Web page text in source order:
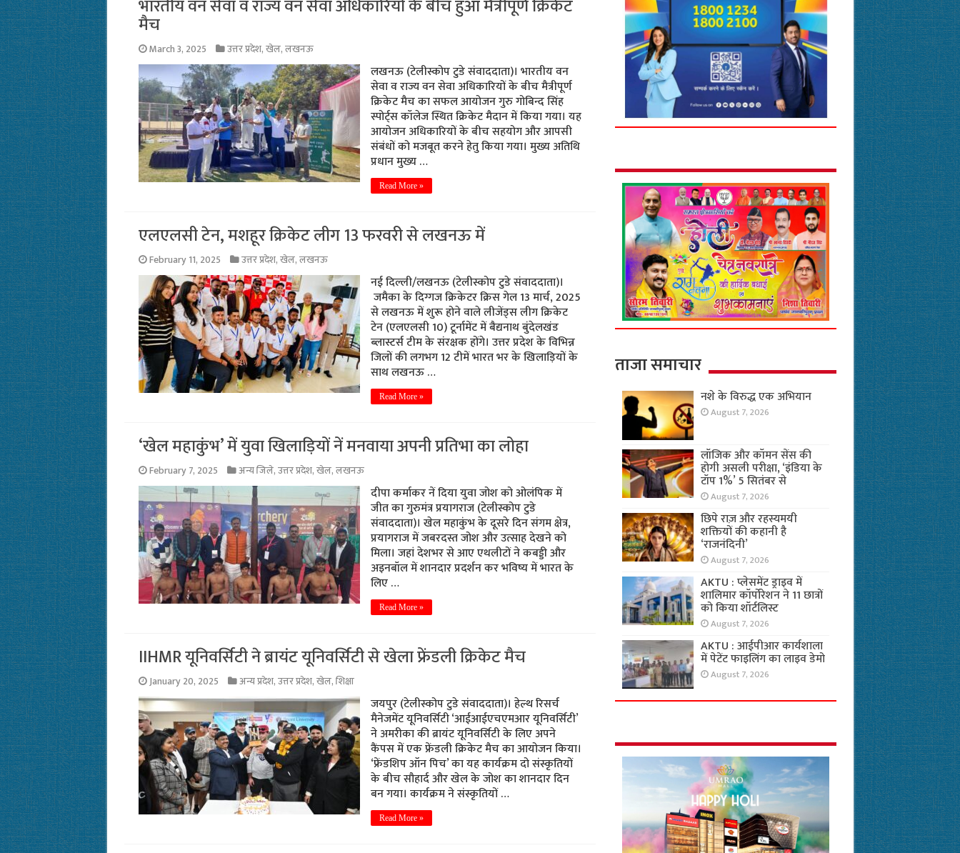
भारतीय वन सेवा व राज्य वन सेवा अधिकारियों के बीच हुआ मैत्रीपूर्ण क्रिकेट
मैच
March 3, 2025 उत्तर प्रदेश,खेल,लखनऊ
लखनऊ (टेलीस्कोप टुडे संवाददाता)। भारतीय वन
सेवा व राज्य वन सेवा अधिकारियों के बीच मैत्रीपूर्ण
क्रिकेट मैच का सफल आयोजन गुरु गोबिन्द सिंह
स्पोर्ट्स कॉलेज स्थित क्रिकेट मैदान में किया गया। यह
आयोजन अधिकारियों के बीच सहयोग और आपसी
संबंधों को मजबूत करने हेतु किया गया। मुख्य अतिथि
प्रधान मुख्य …
Read More »
एलएलसी टेन, मशहूर क्रिकेट लीग 13 फरवरी से लखनऊ में
February 11, 2025 उत्तर प्रदेश,खेल,लखनऊ
नई दिल्ली/लखनऊ (टेलीस्कोप टुडे संवाददाता)।
जमैका के दिग्गज क्रिकेटर क्रिस गेल 13 मार्च, 2025
से लखनऊ में शुरू होने वाले लीजेंड्स लीग क्रिकेट
टेन (एलएलसी 10) टूर्नामेंट में बैद्यनाथ बुंदेलखंड
ब्लास्टर्स टीम के संरक्षक होंगे। उत्तर प्रदेश के विभिन्न
जिलों की लगभग 12 टीमें भारत भर के खिलाड़ियों के
साथ लखनऊ …
Read More »
‘खेल महाकुंभ’ में युवा खिलाड़ियों नें मनवाया अपनी प्रतिभा का लोहा
February 7, 2025 अन्य जिले,उत्तर प्रदेश,खेल,लखनऊ
दीपा कर्माकर नें दिया युवा जोश को ओलंपिक में
जीत का गुरुमंत्र प्रयागराज (टेलीस्कोप टुडे
संवाददाता)। खेल महाकुंभ के दूसरे दिन संगम क्षेत्र,
प्रयागराज में जबरदस्त जोश और उत्साह देखने को
मिला। जहां देशभर से आए एथलीटों ने कबड्डी और
अइनबॉल में शानदार प्रदर्शन कर भविष्य में भारत के
लिए …
Read More »
IIHMR यूनिवर्सिटी ने ब्रायंट यूनिवर्सिटी से खेला फ्रेंडली क्रिकेट मैच
January 20, 2025 अन्य प्रदेश,उत्तर प्रदेश,खेल,शिक्षा
जयपुर (टेलीस्कोप टुडे संवाददाता)। हेल्थ रिसर्च
मैनेजमेंट यूनिवर्सिटी ‘आईआईएचएमआर यूनिवर्सिटी’
ने अमरीका की ब्रायंट यूनिवर्सिटी के लिए अपने
कैंपस में एक फ्रेंडली क्रिकेट मैच का आयोजन किया।
‘फ्रेंडशिप ऑन पिच’ का यह कार्यक्रम दो संस्कृतियों
के बीच सौहार्द और खेल के जोश का शानदार दिन
बन गया। कार्यक्रम ने संस्कृतियों …
Read More »
ताजा समाचार
नशे के विरुद्ध एक अभियान
August 7, 2026
लॉजिक और कॉमन सेंस की
होगी असली परीक्षा, ‘इंडिया के
टॉप 1%’ 5 सितंबर से
August 7, 2026
छिपे राज़ और रहस्यमयी
शक्तियों की कहानी है
‘राजनंदिनी’
August 7, 2026
AKTU : प्लेसमेंट ड्राइव में
शालिमार कॉर्पोरेशन ने 11 छात्रों
को किया शॉर्टलिस्ट
August 7, 2026
AKTU : आईपीआर कार्यशाला
में पेटेंट फाइलिंग का लाइव डेमो
August 7, 2026